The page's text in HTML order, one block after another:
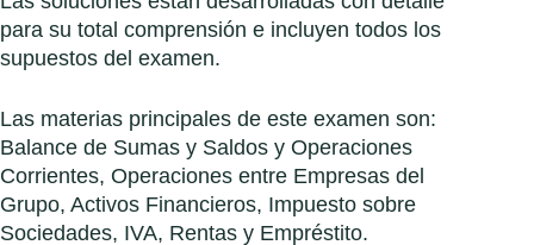
para su total comprensión e incluyen todos los
supuestos del examen.
Las materias principales de este examen son:
Balance de Sumas y Saldos y Operaciones
Corrientes, Operaciones entre Empresas del
Grupo, Activos Financieros, Impuesto sobre
Sociedades, IVA, Rentas y Empréstito.